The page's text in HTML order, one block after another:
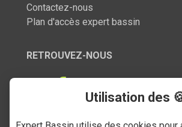
Contactez-nous
Plan d'accès expert bassin
RETROUVEZ-NOUS
Utilisation des